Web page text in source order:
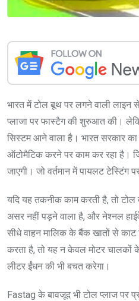
भारत में टोल बूथ पर लगने वाली लाइन
प्लाजा पर फास्टैग की शुरुआत की।
सिस्टम आने वाला है। भारत सरकार
ऑटोमैटिक करने पर काम कर रहा है।
जाएगी। जो वर्तमान में पायलट टेस्टिंग
यदि यह तकनीक काम करती है, तो
असर नहीं पड़ने वाला है, और नेश्नल
सीधे वाहन मालिक के बैंक खातों से काट
करता है, तो यह न केवल मोटर चालकों
लीटर ईंधन की भी बचत करेगा।
Fastag के बावजूद भी टोल प्लाज पर